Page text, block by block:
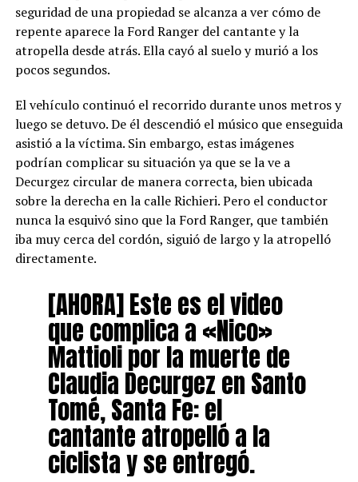
seguridad de una propiedad se alcanza a ver cómo de
repente aparece la Ford Ranger del cantante y la
atropella desde atrás. Ella cayó al suelo y murió a los
pocos segundos.
El vehículo continuó el recorrido durante unos metros y
luego se detuvo. De él descendió el músico que enseguida
asistió a la víctima. Sin embargo, estas imágenes
podrían complicar su situación ya que se la ve a
Decurgez circular de manera correcta, bien ubicada
sobre la derecha en la calle Richieri. Pero el conductor
nunca la esquivó sino que la Ford Ranger, que también
iba muy cerca del cordón, siguió de largo y la atropelló
directamente.
[AHORA] Este es el video
que complica a «Nico»
Mattioli por la muerte de
Claudia Decurgez en Santo
Tomé, Santa Fe: el
cantante atropelló a la
ciclista y se entregó.